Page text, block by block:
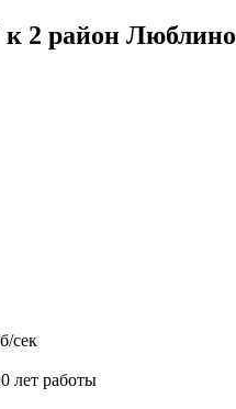
к 2 район Люблино
сек
лет работы